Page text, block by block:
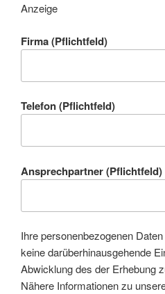
Anzeige
Firma (Pflichtfeld)
Telefon (Pflichtfeld)
Ansprechpartner (Pflichtfeld)
Ihre personenbezogenen
keine darüberhinausgehende
Abwicklung des der Erhebung
Nähere Informationen zu